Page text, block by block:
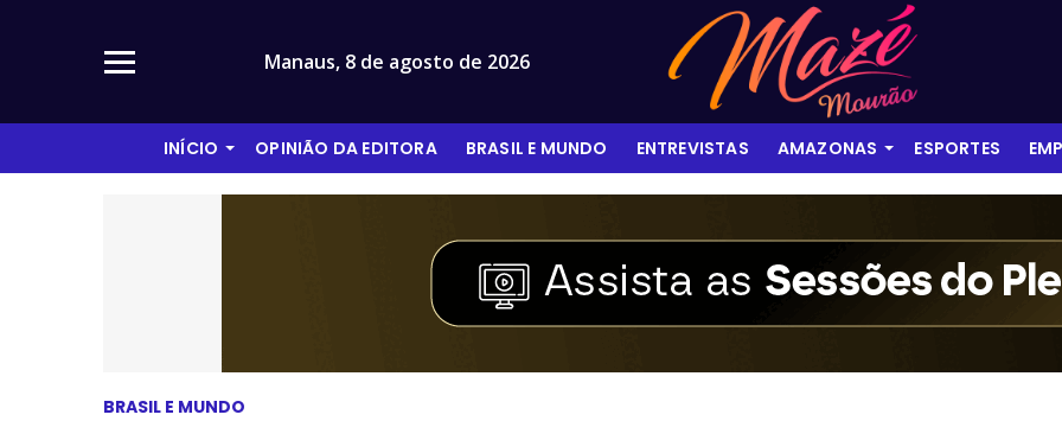
Manaus, 8 de agosto de 2026
INÍCIO OPINIÃO DA EDITORA BRASIL E MUNDO ENTREVISTAS AMAZONAS ESPORTES
BRASIL E MUNDO